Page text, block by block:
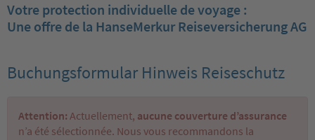
Votre protection individuelle de voyage :
Une offre de la HanseMerkur Reiseversicherung AG
Buchungsformular Hinweis Reiseschutz
Attention: Actuellement, aucune couverture d’assurance
n’a été sélectionnée. Nous vous recommandons la